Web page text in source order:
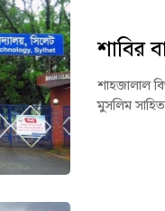
শাবির
শাহজালাল
মুসলিম